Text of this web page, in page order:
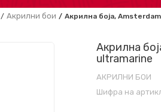
Акрилни бои Акрилна боја,
Акрилна
ultramarine
АКРИЛНИ БОИ
Шифра на